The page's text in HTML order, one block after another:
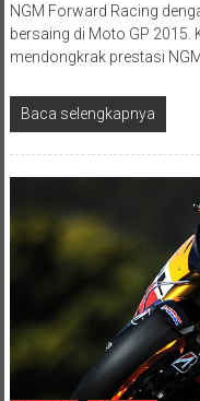
NGM Forward Racing
bersaing di Moto GP 2015.
mendongkrak prestasi
Baca selengkapnya